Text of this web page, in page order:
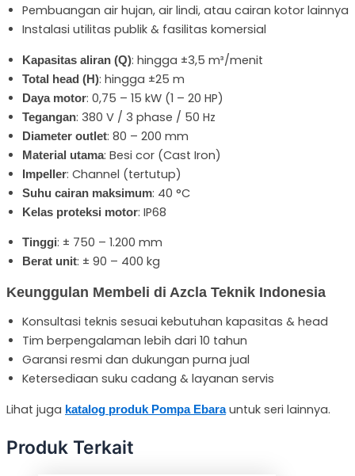
Pembuangan air hujan, air lindi, atau cairan kotor lainnya
Instalasi utilitas publik & fasilitas komersial
Kapasitas aliran (Q): hingga ±3,5 m³/menit
Total head (H): hingga ±25 m
Daya motor: 0,75 – 15 kW (1 – 20 HP)
Tegangan: 380 V / 3 phase / 50 Hz
Diameter outlet: 80 – 200 mm
Material utama: Besi cor (Cast Iron)
Impeller: Channel (tertutup)
Suhu cairan maksimum: 40 °C
Kelas proteksi motor: IP68
Tinggi: ± 750 – 1.200 mm
Berat unit: ± 90 – 400 kg
Keunggulan Membeli di Azcla Teknik Indonesia
Konsultasi teknis sesuai kebutuhan kapasitas & head
Tim berpengalaman lebih dari 10 tahun
Garansi resmi dan dukungan purna jual
Ketersediaan suku cadang & layanan servis
Lihat juga katalog produk Pompa Ebarauntuk seri lainnya.
Produk Terkait